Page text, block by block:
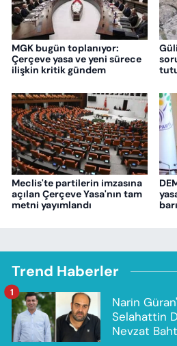
MGK bugün toplanıyor:
Çerçeve yasa ve yeni sürece
ilişkin kritik gündem
Meclis'te partilerin imzasına
açılan Çerçeve Yasa'nın tam
metni yayımlandı
Trend Haberler
Narin
Selahattin
Nevzat
1